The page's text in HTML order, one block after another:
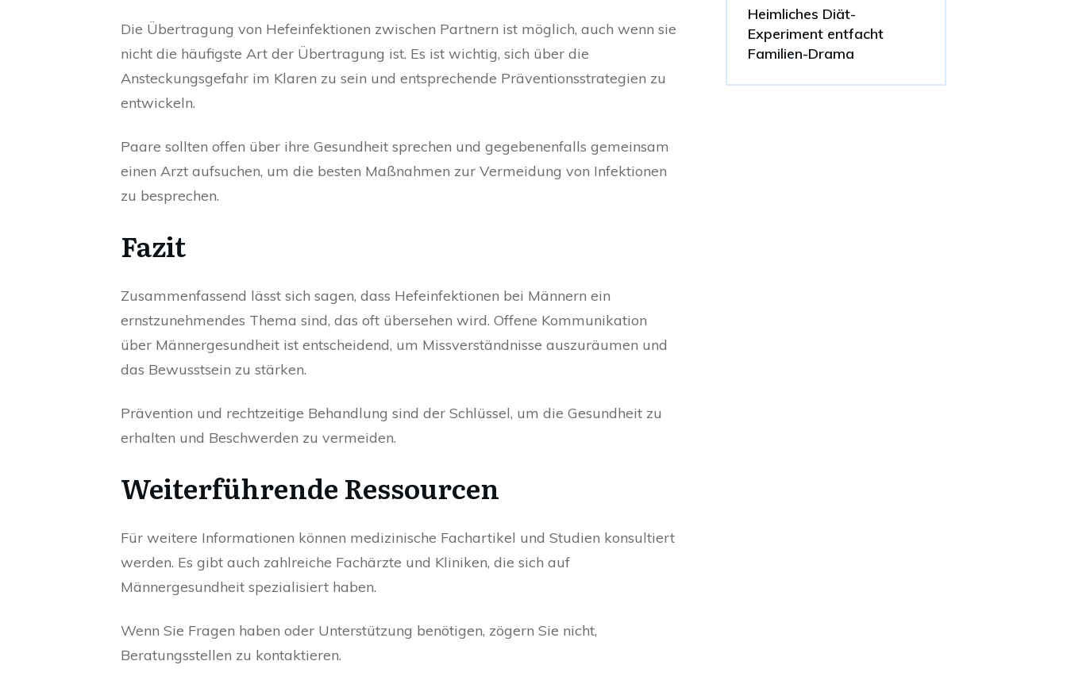
Die Übertragung von Hefeinfektionen zwischen Partnern ist möglich, auch wenn sie
nicht die häufigste Art der Übertragung ist. Es ist wichtig, sich über die
Ansteckungsgefahr im Klaren zu sein und entsprechende Präventionsstrategien zu
entwickeln.
Paare sollten offen über ihre Gesundheit sprechen und gegebenenfalls gemeinsam
einen Arzt aufsuchen, um die besten Maßnahmen zur Vermeidung von Infektionen
zu besprechen.
Fazit
Zusammenfassend lässt sich sagen, dass Hefeinfektionen bei Männern ein
ernstzunehmendes Thema sind, das oft übersehen wird. Offene Kommunikation
über Männergesundheit ist entscheidend, um Missverständnisse auszuräumen und
das Bewusstsein zu stärken.
Prävention und rechtzeitige Behandlung sind der Schlüssel, um die Gesundheit zu
erhalten und Beschwerden zu vermeiden.
Weiterführende Ressourcen
Für weitere Informationen können medizinische Fachartikel und Studien konsultiert
werden. Es gibt auch zahlreiche Fachärzte und Kliniken, die sich auf
Männergesundheit spezialisiert haben.
Wenn Sie Fragen haben oder Unterstützung benötigen, zögern Sie nicht,
Beratungsstellen zu kontaktieren.
Heimliches Diät-
Experiment entfacht
Familien-Drama